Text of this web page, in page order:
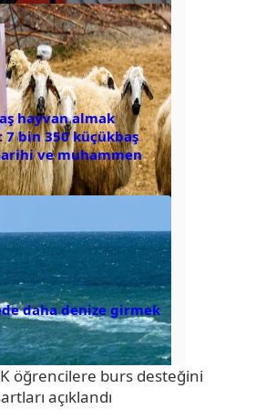
hayvan almak
bin 350 küçükbaş
ve muhammen
daha denize girmek
öğrencilere burs desteğini
açıklandı